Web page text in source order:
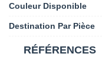
Couleur Disponible
Destination Par Pièce
RÉFÉRENCES